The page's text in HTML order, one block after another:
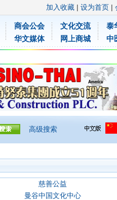
加入收藏 | 设为首页 |
商会公会
华文媒体
文化交流
网上商城
泰
中
高级搜索
慈善公益
曼谷中国文化中心